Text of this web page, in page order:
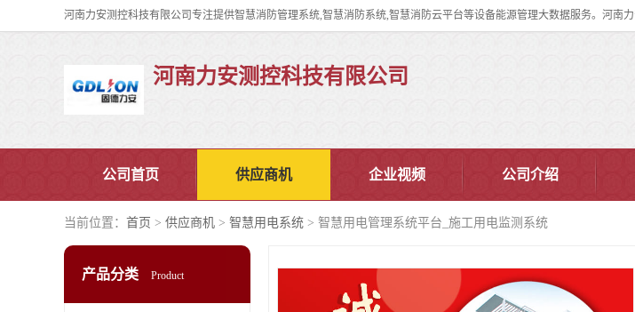
河南力安测控科技有限公司
公司首页 供应商机 企业视频 公司介绍
当前位置： 首页 > 供应商机 > 智慧用电系统 > 智慧用电管理系统平台_施工用电监测系统
产品分类 Product